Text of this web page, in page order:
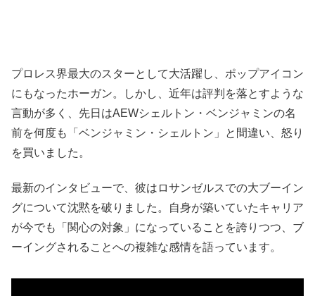
プロレス界最大のスターとして大活躍し、ポップアイコン
にもなったホーガン。しかし、近年は評判を落とすような
言動が多く、先日はAEWシェルトン・ベンジャミンの名
前を何度も「ベンジャミン・シェルトン」と間違い、怒り
を買いました。
最新のインタビューで、彼はロサンゼルスでの大ブーイン
グについて沈黙を破りました。自身が築いていたキャリア
が今でも「関心の対象」になっていることを誇りつつ、ブ
ーイングされることへの複雑な感情を語っています。